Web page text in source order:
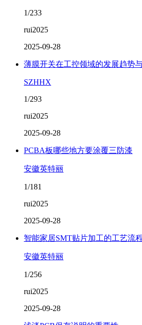
1/233
rui2025
2025-09-28
薄膜开关在工控领域的发展趋势
SZHHX
1/293
rui2025
2025-09-28
PCBA板哪些地方要涂覆三防漆
安徽英特丽
1/181
rui2025
2025-09-28
智能家居SMT贴片加工的工艺流
安徽英特丽
1/256
rui2025
2025-09-28